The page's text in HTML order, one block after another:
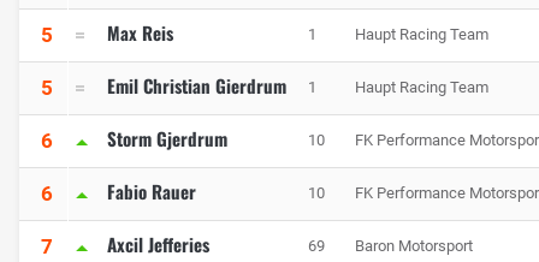
5 Max Reis 1 Haupt Racing Team
5 Emil Christian Gierdrum 1 Haupt Racing Team
6 Storm Gjerdrum 10 FK Performance
6 Fabio Rauer 10 FK Performance
7 Axcil Jefferies 69 Baron Motorsport